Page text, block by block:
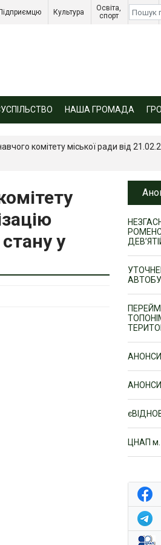
Культура
Освіта,
спорт
Діти
війни
НАША ГРОМАДА
комітету міської ради від
у
АНОНСИ
ЦНАП